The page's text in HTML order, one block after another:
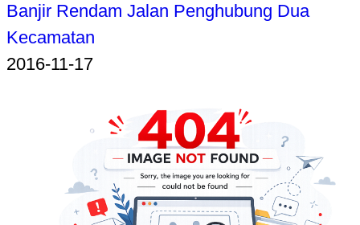
Banjir Rendam Jalan Penghubung Dua
Kecamatan
2016-11-17